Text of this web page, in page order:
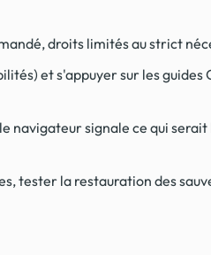
droits limités au strict
et s'appuyer sur les
navigateur signale ce qui
tester la restauration des